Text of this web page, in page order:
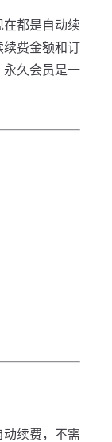
都是自动续
续费金额和订
永久会员是一
动续费，不需